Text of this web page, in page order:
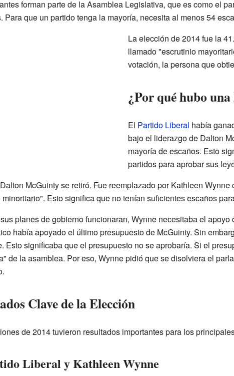
forman parte de la Asamblea Legislativa, que es como el
Para que un partido tenga la mayoría, necesita al menos 54
La elección de 2014 fue la
llamado "escrutinio
votación, la persona que
¿Por qué hubo
El Partido Liberal había
bajo el liderazgo de Dalton
mayoría de escaños. Esto
partidos para aprobar sus
McGuinty se retiró. Fue reemplazado por Kathleen
Esto significa que no tenían suficientes escaños
planes de gobierno funcionaran, Wynne necesitaba el
había apoyado el último presupuesto de McGuinty. Sin
Esto significaba que el presupuesto no se aprobaría. Si el
de la asamblea. Por eso, Wynne pidió que se disolviera el
Clave de la Elección
de 2014 tuvieron resultados importantes para los
Liberal y Kathleen Wynne